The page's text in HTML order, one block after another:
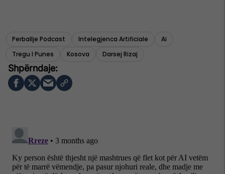
Perballje Podcast Intelegjenca Artificiale
Ai
Tregu I Punes
Kosova Darsej Rizaj